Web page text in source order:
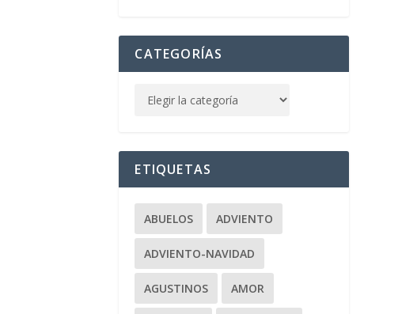
CATEGORÍAS
ETIQUETAS
ABUELOS ADVIENTO
ADVIENTO-NAVIDAD
AGUSTINOS AMOR